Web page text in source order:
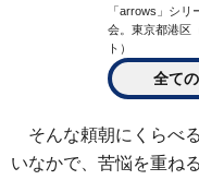
「arrows」シ
会。東京都港区
ト）
全て
そんな頼朝にくらべ
いなかで、苦悩を重ね